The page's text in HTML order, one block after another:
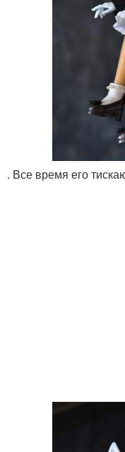
. Все время его